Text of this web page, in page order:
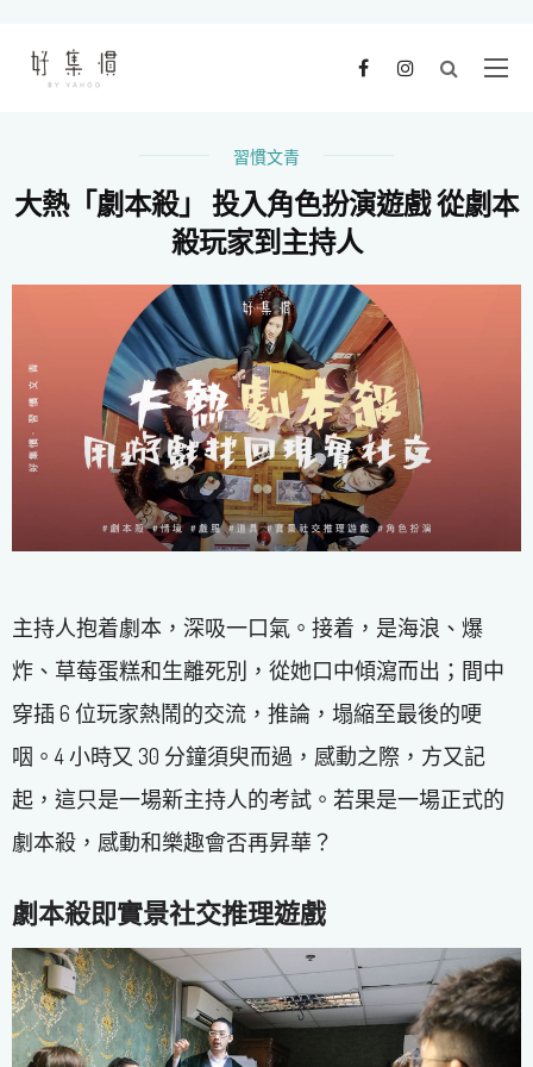
習慣文青
大熱「劇本殺」 投入角色扮演遊戲 從劇本
殺玩家到主持人
主持人抱着劇本，深吸一口氣。接着，是海浪、爆
炸、草莓蛋糕和生離死別，從她口中傾瀉而出；間中
穿插 6 位玩家熱鬧的交流，推論，塌縮至最後的哽
咽。4 小時又 30 分鐘須臾而過，感動之際，方又記
起，這只是一場新主持人的考試。若果是一場正式的
劇本殺，感動和樂趣會否再昇華？
劇本殺即實景社交推理遊戲